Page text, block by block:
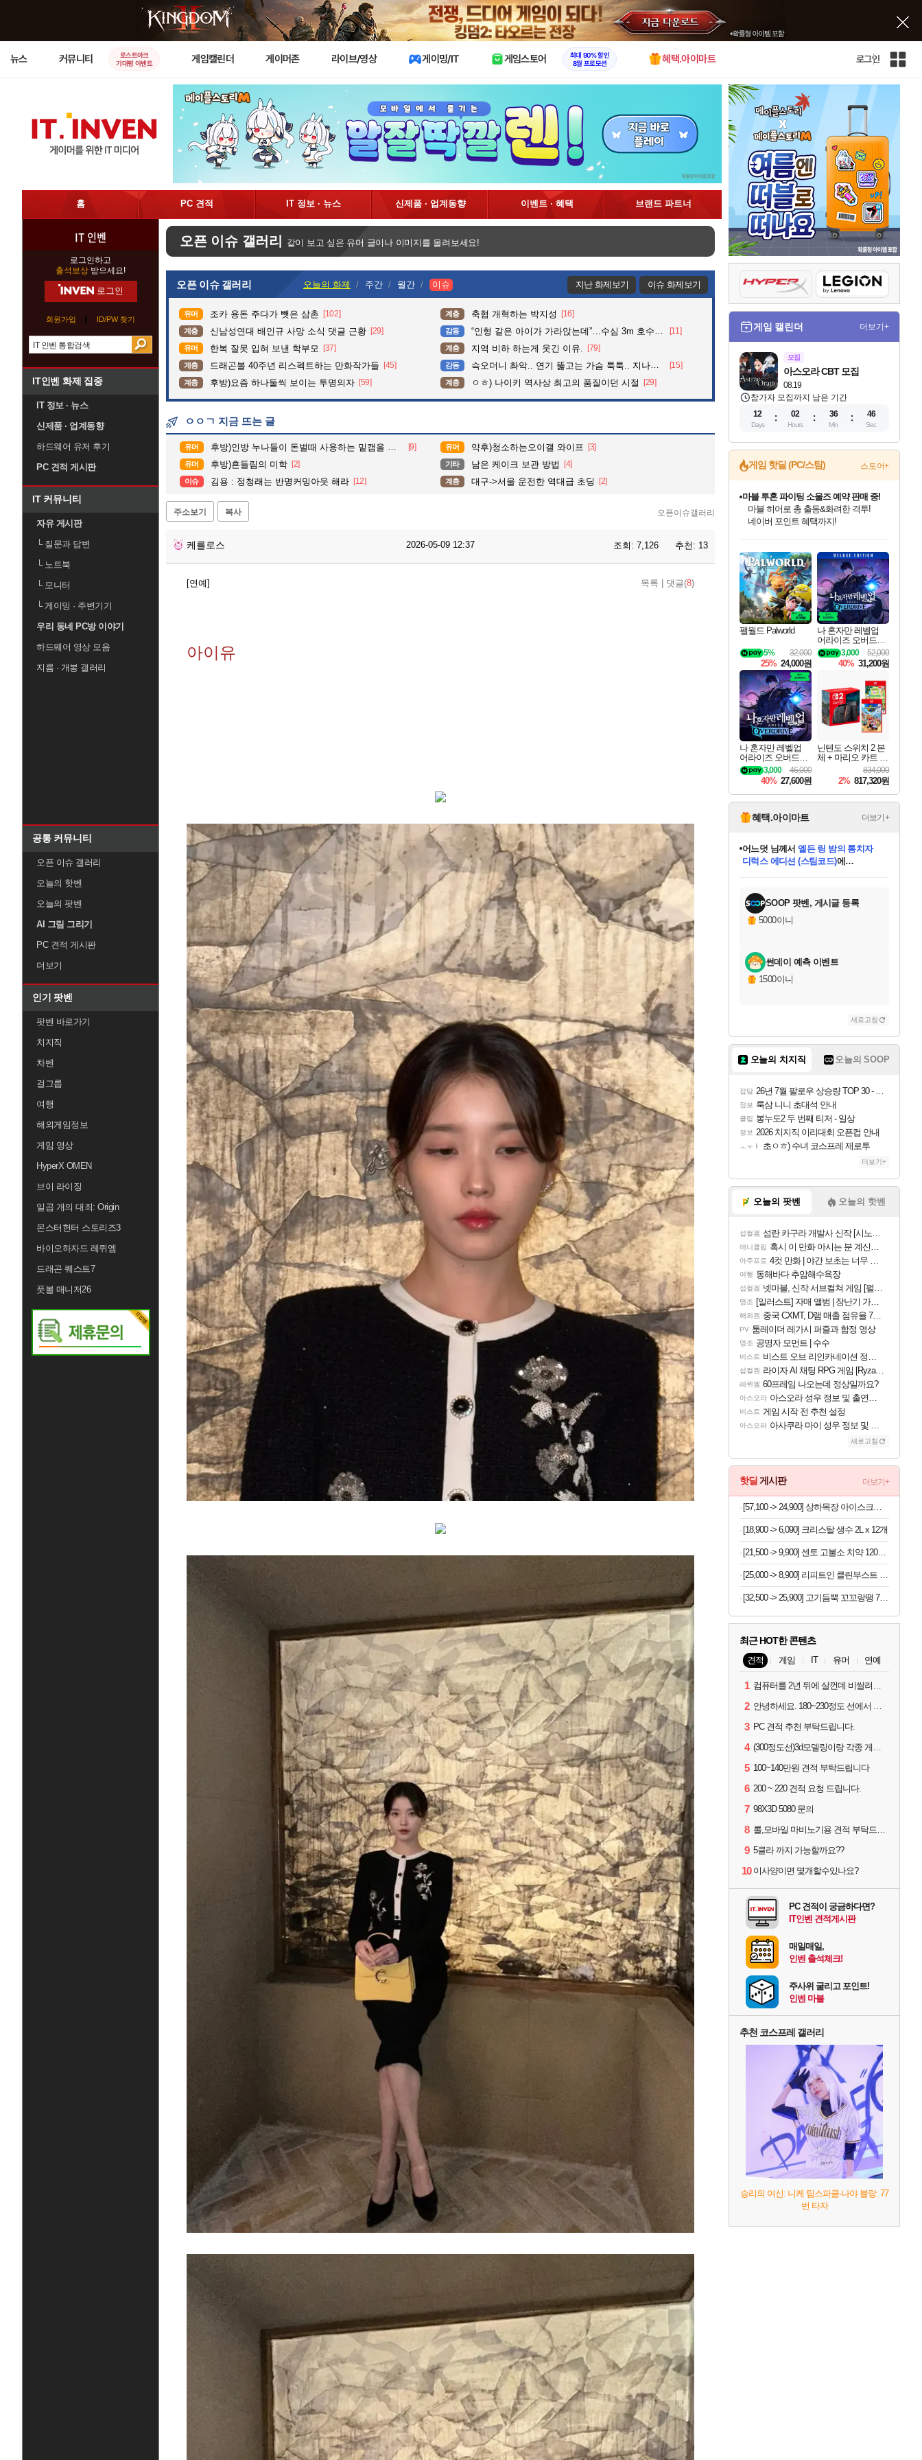
X
뉴스 커뮤니티
로스트아크
기대평 이벤트
게임캘린더 게이머존 라이브/영상 게이밍/IT 게임스토어
최대 90% 할인
8월 프로모션
혜택.아이마트 로그인
인
홈 PC 견적 IT 정보 · 뉴스 신제품 · 업계동향 이벤트 · 혜택 브랜드 파트너
IT 인벤
로그인하고
출석보상 받으세요!
로그인
회원가입 ID/PW 찾기
IT인벤 화제 집중
IT 정보 · 뉴스
신제품 · 업계동향
하드웨어 유저 후기
PC 견적 게시판
IT 커뮤니티
자유 게시판
└질문과 답변
└노트북
└모니터
└게이밍 · 주변기기
우리 동네 PC방 이야기
하드웨어 영상 모음
지름 · 개봉 갤러리
공통 커뮤니티
오픈 이슈 갤러리
오늘의 핫벤
오늘의 팟벤
AI 그림 그리기
PC 견적 게시판
더보기
인기 팟벤
팟벤 바로가기
치지직
차벤
걸그룹
여행
해외게임정보
게임 영상
HyperX OMEN
브이 라이징
일곱 개의 대죄: Origin
몬스터헌터 스토리즈3
바이오하자드 레퀴엠
드래곤 퀘스트7
풋볼 매니저26
오픈 이슈 갤러리 같이 보고 싶은 유머 글이나 이미지를 올려보세요!
오픈 이슈 갤러리 오늘의 화제 주간 월간 이슈 지난 화제보기 이슈 화제보기
유머 조카 용돈 주다가 뺏은 삼촌 [102] 계층 축협 개혁하는 박지성 [16]
계층 신남성연대 배인규 사망 소식 댓글 근황 [29] 감동 “인형 같은 아이가 가라앉는데”…수심 3m 호수 뛰어든 60대 의인 [11]
유머 한복 잘못 입혀 보낸 학부모 [37] 계층 지역 비하 하는게 웃긴 이유. [79]
계층 드래곤볼 40주년 리스펙트하는 만화작가들 [45] 감동 슥오더니 촤악.. 연기 뚫고는 가슴 툭툭.. 지나가던 아재의 정체 [15]
계층 후방)요즘 하나둘씩 보이는 투명의자 [59] 계층 ㅇㅎ) 나이키 역사상 최고의 품질이던 시절 [29]
ㅇㅇㄱ 지금 뜨는 글
유머 후방)인방 누나들이 돈벌때 사용하는 밑캠을 알아보자 [9] 유머 약후)청소하는오이갤 와이프 [3]
유머 후방)흔들림의 미학 [2] 기타 남은 케이크 보관 방법 [4]
이슈 김용 : 정청래는 반명커밍아웃 해라 [12] 계층 대구->서울 운전한 역대급 초딩 [2]
주소보기 복사 오픈이슈갤러리
케를로스 2026-05-09 12:37 조회: 7,126 추천: 13
[연예] 목록 댓글(8)
아이유
게임 캘린더 더보기+
모집
08.19
아스오라 CBT 모집
참가자 모집까지 남은 기간
12
Days
02
Hours
36
Min
43
Sec
게임 핫딜 (PC/스팀) 스토어+
최대 90% 할인가를 만나보세요!
네이버혜택과 함께 만나보세요!
50%할인&추가 적립까지!
이니&베니 혜택까지!
네이버 혜택가와 함께 예약하세요!
할인&네이버혜택으로 만나보세요!
네이버페이 혜택과 만나보세요!
40주년 프로모션으로 만나보세요!
마블 투혼 파이팅 소울즈 예약 판매 중!
마블 히어로 총 출동&화려한 격투!
네이버 포인트 혜택까지!
할인가에 만나보세요!
일부 에디션 상시 할인!
혜택으로 예약 판매 중
편안하게 충전하세요
팰월드 Palworld
32,000
5%
25% 24,000원
나 혼자만 레벨업
어라이즈 오버드라
이브 디럭스 에디션
Solo Leveling Arise
Overdrive Deluxe Edi
52,000
3,000
40% 31,200원
나 혼자만 레벨업
어라이즈 오버드라
이브 Solo Leveling A
rise
46,000
3,000
40% 27,600원
닌텐도 스위치 2 본
체 + 마리오 카트 월
드 + 포켓몬 포코피
아 번들
834,000
2% 817,320원
혜택.아이마트 더보기+
당첨되셨습니다.
당첨되셨습니다.
당첨되셨습니다.
동작그만님께서 (본편포함) 데이브 더
다이버 인 더 정글 번들 (스팀코드)
에디션 (스팀코드) 를 교환.
당첨되셨습니다.
당첨되셨습니다.
당첨되셨습니다.
당첨되셨습니다.
SOOP 팟벤, 게시글 등록
5000이니
썬데이 예측 이벤트
1500이니
새로고침
오늘의 치지직 오늘의 SOOP
잡담 26년 7월 팔로우 상승량 TOP 30 - 월간 치지직
정보 룩삼 니니 초대석 안내
클립 봉누도2 두 번째 티저 - 일상
정보 2026 치지직 이리대회 오픈컵 안내
ㅗㅜㅑ 초ㅇㅎ) 수녀 코스프레 제로투
더보기+
오늘의 팟벤 오늘의 핫벤
섭컬겜 섬란 카구라 개발사 신작 [시노비 넥서스] 연내 출시 예정
애니클립 혹시 이 만화 아시는 분 계신가요
아주프로 4컷 만화 | 야간 보초는 너무 힘들어
여행 동해바다 추암해수욕장
섭컬겜 넷마블, 신작 서브컬쳐 게임 [펄 인 블루] 티저 사이트 오픈
명조 [일러스트] 자매 앨범 | 장난기 가득한 오후의 공원 (리메이크판)
해외겜 중국 CXMT, D램 매출 점유율 7%…글로벌 4위로 부상
PV 툼레이더 레가시 퍼즐과 함정 영상
명조 공명자 모먼트 | 수수
비스트 비스트 오브 리인카네이션 정보/공략글 모음
섭컬겜 라이자 AI 채팅 RPG 게임 [RyzaChat: AI] 공개
레퀴엠 60프레임 나오는데 정상일까요?
아스오라 아스오라 성우 정보 및 출연작 모음
비스트 게임 시작 전 추천 설정
아스오라 아사쿠라 마이 성우 정보 및 주요 필모
새로고침
핫딜 게시판 더보기+
[57,100 -> 24,900] 상하목장 아이스크림 8개 (초코+프로즌그릭요거트+바이오요거트파르페)
[18,900 -> 6,090] 크리스탈 생수 2L x 12개
[21,500 -> 9,900] 센토 고불소 치약 120g x 4개
[25,000 -> 8,900] 리피트인 클린부스트 주방세제 1L x 2개
[32,500 -> 25,900] 고기듬뿍 꼬꼬랑땡 700g x 3개
최근 HOT한 콘텐츠
견적 게임 IT 유머 연예
1 컴퓨터를 2년 뒤에 살껀데 비쌀려나요...?
2 안녕하세요. 180~230정도 선에서 잡고싶습니다.
3 PC 견적 추천 부탁드립니다.
4 (300정도선)3d모델링이랑 각종 게임을 하는데 견적부탁드립니다!300정도선
5 100~140만원 견적 부탁드립니다
6 200 ~ 220 견적 요청 드립니다.
7 98X3D 5080 문의
8 롤,모바일 마비노기용 견적 부탁드립니다(예산150으로 수정)
9 5클라 까지 가능할까요??
10 이사양이면 몇개할수있나요?
PC 견적이 궁금하다면?
IT인벤 견적게시판
매일매일,
인벤 출석체크!
주사위 굴리고 포인트!
인벤 마블
추천 코스프레 갤러리
승리의 여신: 니케 팀스파클-나야 블랑: 77
번 타자